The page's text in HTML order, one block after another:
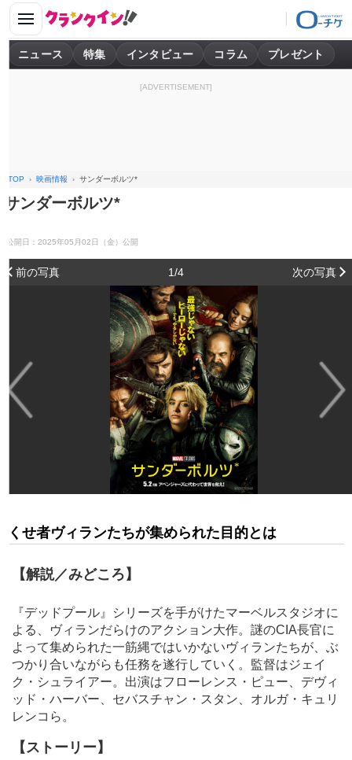
ニュース 特集 インタビュー コラム プレゼント
[ADVERTISEMENT]
TOP 映画情報 サンダーボルツ*
サンダーボルツ*
公開日：2025年05月02日（金）公開
前の写真 1/4 次の写真
くせ者ヴィランたちが集められた目的とは
【解説／みどころ】
『デッドプール』シリーズを手がけたマーベルスタジオに
よる、ヴィランだらけのアクション大作。謎のCIA長官に
よって集められた一筋縄ではいかないヴィランたちが、ぶ
つかり合いながらも任務を遂行していく。監督はジェイ
ク・シュライアー。出演はフローレンス・ピュー、デヴィ
ッド・ハーバー、セバスチャン・スタン、オルガ・キュリ
レンコら。
【ストーリー】